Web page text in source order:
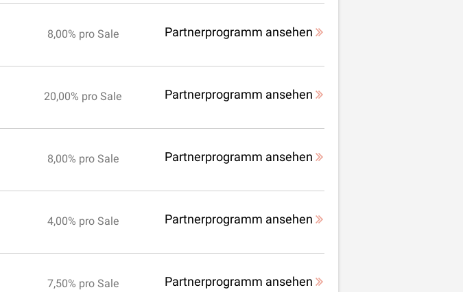
8,00% pro Sale Partnerprogramm ansehen
20,00% pro Sale Partnerprogramm ansehen
8,00% pro Sale Partnerprogramm ansehen
4,00% pro Sale Partnerprogramm ansehen
7,50% pro Sale Partnerprogramm ansehen